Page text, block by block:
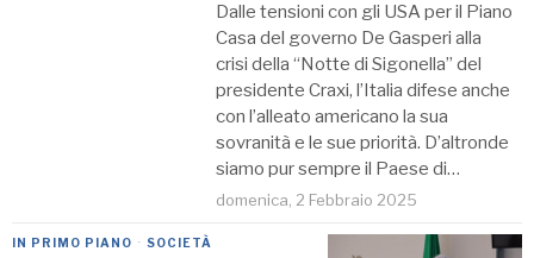
Dalle tensioni con gli USA per il Piano
Casa del governo De Gasperi alla
crisi della “Notte di Sigonella” del
presidente Craxi, l’Italia difese anche
con l’alleato americano la sua
sovranità e le sue priorità. D’altronde
siamo pur sempre il Paese di…
domenica, 2 Febbraio 2025
IN PRIMO PIANO · SOCIETÀ